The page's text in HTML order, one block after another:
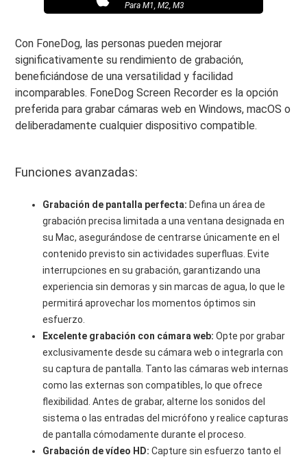
Para M1, M2, M3
Con FoneDog, las personas pueden mejorar
significativamente su rendimiento de grabación,
beneficiándose de una versatilidad y facilidad
incomparables. FoneDog Screen Recorder es la opción
preferida para grabar cámaras web en Windows, macOS o
deliberadamente cualquier dispositivo compatible.
Funciones avanzadas:
Grabación de pantalla perfecta: Defina un área de
grabación precisa limitada a una ventana designada en
su Mac, asegurándose de centrarse únicamente en el
contenido previsto sin actividades superfluas. Evite
interrupciones en su grabación, garantizando una
experiencia sin demoras y sin marcas de agua, lo que le
permitirá aprovechar los momentos óptimos sin
esfuerzo.
Excelente grabación con cámara web: Opte por grabar
exclusivamente desde su cámara web o integrarla con
su captura de pantalla. Tanto las cámaras web internas
como las externas son compatibles, lo que ofrece
flexibilidad. Antes de grabar, alterne los sonidos del
sistema o las entradas del micrófono y realice capturas
de pantalla cómodamente durante el proceso.
Grabación de vídeo HD: Capture sin esfuerzo tanto el